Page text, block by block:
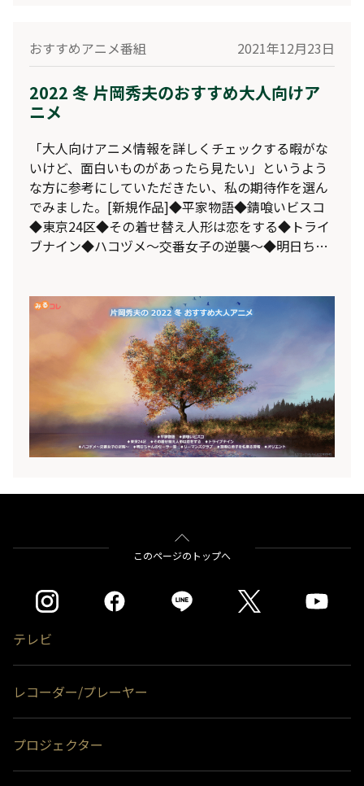
リーマンズクラブ◆舞妓さんちのまかないさん
_________________________________
おすすめアニメ番組 2021年12月23日
2022 冬 片岡秀夫のおすすめ大人向けア
ニメ
「大人向けアニメ情報を詳しくチェックする暇がな
いけど、面白いものがあったら見たい」というよう
な方に参考にしていただきたい、私の期待作を選ん
でみました。[新規作品]◆平家物語◆錆喰いビスコ
◆東京24区◆その着せ替え人形は恋をする◆トライ
ブナイン◆ハコヅメ～交番女子の逆襲～◆明日ちゃ
______________________[人気シリーズ]◆進撃の
巨人 The Final Season (第４期 Part 2)◆ジョジョの
奇妙な冒険 第６部 ストーンオーシャン (第５期)◆魔
法科高校の劣等生 追憶編 (第３
期)______________________[継続作品]◆鬼滅の刃
遊郭編◆ルパン三世 PART6◆ワールドトリガー 3rd
シーズン (第３期)◆王様ランキング◆86-エイティシ
ックス- (第２期)◆舞妓さんちのまかないさん
_________________________________新規作品
このページのトップへ
テレビ
レコーダー/プレーヤー
プロジェクター